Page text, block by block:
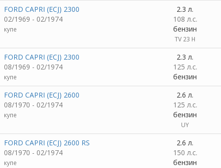
FORD CAPRI (ECJ) 2300
02/1969 - 02/1974
купе
2.3 л.
108 л.с.
бензин
TV 23 H
FORD CAPRI (ECJ) 2300
08/1969 - 02/1974
купе
2.3 л.
125 л.с.
бензин
FORD CAPRI (ECJ) 2600
08/1970 - 02/1974
купе
2.6 л.
125 л.с.
бензин
UY
FORD CAPRI (ECJ) 2600 RS
08/1970 - 02/1974
купе
2.6 л.
150 л.с.
бензин